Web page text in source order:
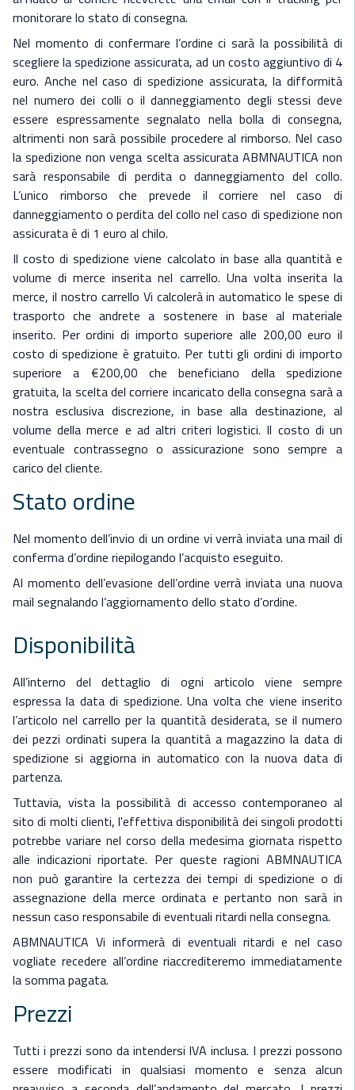
monitorare lo stato di consegna.
Nel momento di confermare l’ordine ci sarà la possibilità di
scegliere la spedizione assicurata, ad un costo aggiuntivo di 4
euro. Anche nel caso di spedizione assicurata, la difformità
nel numero dei colli o il danneggiamento degli stessi deve
essere espressamente segnalato nella bolla di consegna,
altrimenti non sarà possibile procedere al rimborso. Nel caso
la spedizione non venga scelta assicurata ABMNAUTICA non
sarà responsabile di perdita o danneggiamento del collo.
L’unico rimborso che prevede il corriere nel caso di
danneggiamento o perdita del collo nel caso di spedizione non
assicurata è di 1 euro al chilo.
Il costo di spedizione viene calcolato in base alla quantità e
volume di merce inserita nel carrello. Una volta inserita la
merce, il nostro carrello Vi calcolerà in automatico le spese di
trasporto che andrete a sostenere in base al materiale
inserito. Per ordini di importo superiore alle 200,00 euro il
costo di spedizione è gratuito. Per tutti gli ordini di importo
superiore a €200,00 che beneficiano della spedizione
gratuita, la scelta del corriere incaricato della consegna sarà a
nostra esclusiva discrezione, in base alla destinazione, al
volume della merce e ad altri criteri logistici. Il costo di un
eventuale contrassegno o assicurazione sono sempre a
carico del cliente.
Stato ordine
Nel momento dell’invio di un ordine vi verrà inviata una mail di
conferma d’ordine riepilogando l’acquisto eseguito.
Al momento dell’evasione dell’ordine verrà inviata una nuova
mail segnalando l’aggiornamento dello stato d’ordine.
Disponibilità
All’interno del dettaglio di ogni articolo viene sempre
espressa la data di spedizione. Una volta che viene inserito
l’articolo nel carrello per la quantità desiderata, se il numero
dei pezzi ordinati supera la quantità a magazzino la data di
spedizione si aggiorna in automatico con la nuova data di
partenza.
Tuttavia, vista la possibilità di accesso contemporaneo al
sito di molti clienti, l'effettiva disponibilità dei singoli prodotti
potrebbe variare nel corso della medesima giornata rispetto
alle indicazioni riportate. Per queste ragioni ABMNAUTICA
non può garantire la certezza dei tempi di spedizione o di
assegnazione della merce ordinata e pertanto non sarà in
nessun caso responsabile di eventuali ritardi nella consegna.
ABMNAUTICA Vi informerà di eventuali ritardi e nel caso
vogliate recedere all’ordine riaccrediteremo immediatamente
la somma pagata.
Prezzi
Tutti i prezzi sono da intendersi IVA inclusa. I prezzi possono
essere modificati in qualsiasi momento e senza alcun